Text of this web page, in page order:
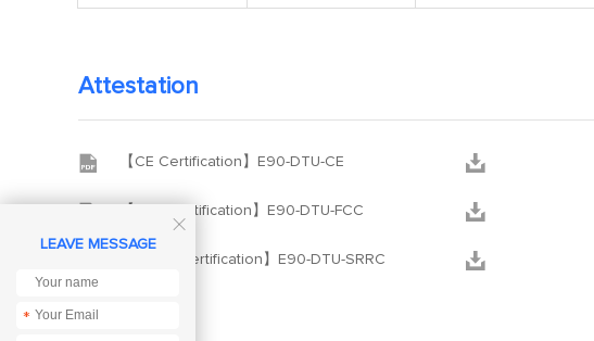
Attestation
 【CE Certification】E90-DTU-CE 
【FCC Certification】E90-DTU-FCC 
【SRRC Certification】E90-DTU-SRRC 

LEAVE MESSAGE
*